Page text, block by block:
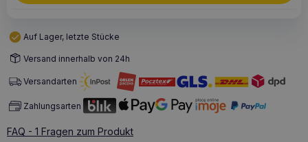
Auf Lager, letzte Stücke
Versand innerhalb von 24h
Versandarten
Zahlungsarten
FAQ - 1 Fragen zum Produkt